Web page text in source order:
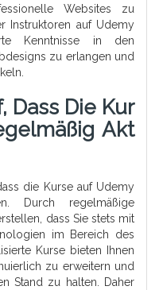
Websites zu
Instruktoren auf Udemy
Kenntnisse in den
zu erlangen und
Dass Die Kur
Akt
die Kurse auf Udemy
Durch regelmäßige
dass Sie stets mit
im Bereich des
Kurse bieten Ihnen
zu erweitern und
Stand zu halten. Daher